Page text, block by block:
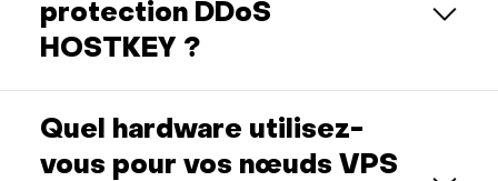
protection DDoS
HOSTKEY ?
Quel hardware utilisez-
vous pour vos nœuds VPS